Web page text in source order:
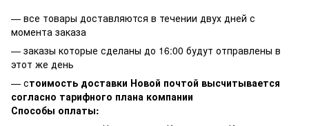
— все товары доставляются в течении двух дней с
момента заказа
— заказы которые сделаны до 16:00 будут отправлены в
этот же день
— стоимость доставки Новой почтой высчитывается
согласно тарифного плана компании
Способы оплаты: